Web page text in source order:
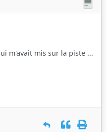
m'avait mis sur la piste ...